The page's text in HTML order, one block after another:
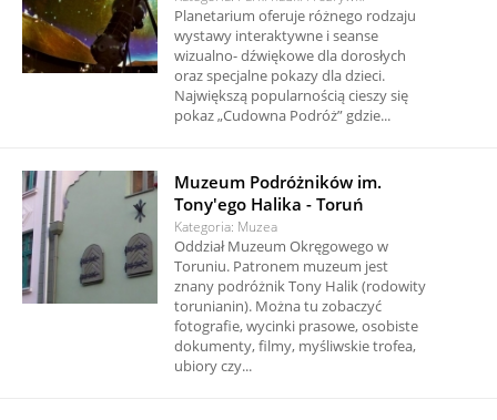
Planetarium oferuje różnego rodzaju
wystawy interaktywne i seanse
wizualno- dźwiękowe dla dorosłych
oraz specjalne pokazy dla dzieci.
Największą popularnością cieszy się
pokaz „Cudowna Podróż” gdzie...
Muzeum Podróżników im.
Tony'ego Halika - Toruń
Kategoria: Muzea
Oddział Muzeum Okręgowego w
Toruniu. Patronem muzeum jest
znany podróżnik Tony Halik (rodowity
torunianin). Można tu zobaczyć
fotografie, wycinki prasowe, osobiste
dokumenty, filmy, myśliwskie trofea,
ubiory czy...